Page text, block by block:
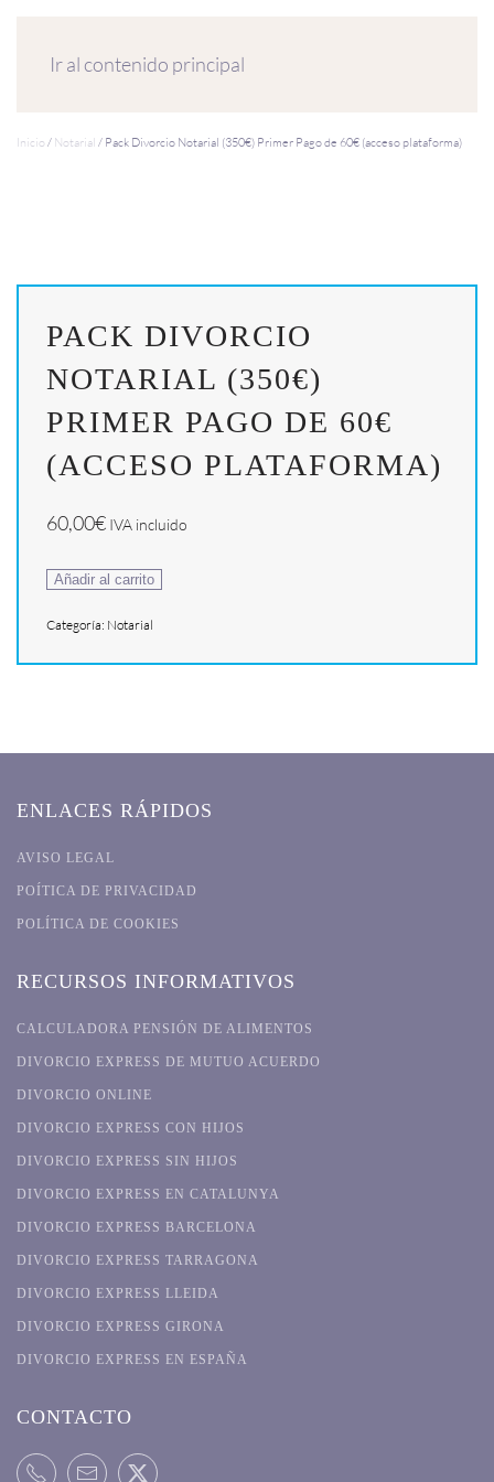
Ir al contenido principal
Inicio / Notarial / Pack Divorcio Notarial (350€) Primer Pago de 60€ (acceso plataforma)
PACK DIVORCIO
NOTARIAL (350€)
PRIMER PAGO DE 60€
(ACCESO PLATAFORMA)
60,00€ IVA incluido
Pack
60€
Añadir al carrito
Categoría: Notarial
ENLACES RÁPIDOS
AVISO LEGAL
POÍTICA DE PRIVACIDAD
POLÍTICA DE COOKIES
RECURSOS INFORMATIVOS
CALCULADORA PENSIÓN DE ALIMENTOS
DIVORCIO EXPRESS DE MUTUO ACUERDO
DIVORCIO ONLINE
DIVORCIO EXPRESS CON HIJOS
DIVORCIO EXPRESS SIN HIJOS
DIVORCIO EXPRESS EN CATALUNYA
DIVORCIO EXPRESS BARCELONA
DIVORCIO EXPRESS TARRAGONA
DIVORCIO EXPRESS LLEIDA
DIVORCIO EXPRESS GIRONA
DIVORCIO EXPRESS EN ESPAÑA
CONTACTO